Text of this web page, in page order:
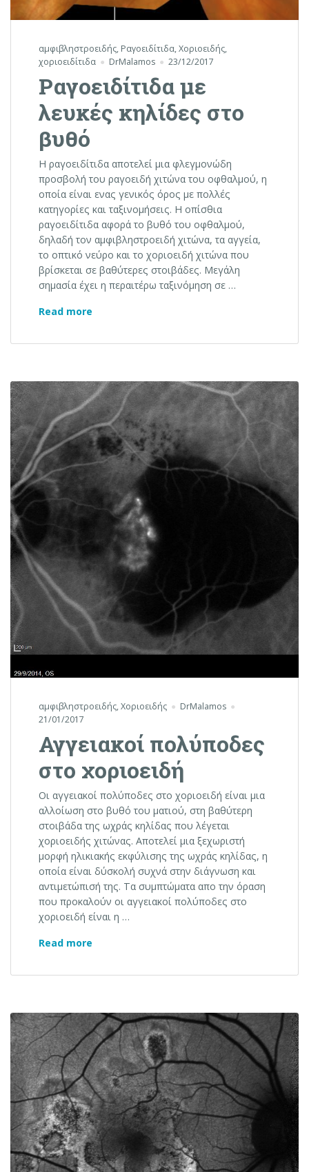
αμφιβληστροειδής, Ραγοειδίτιδα,Χοριοειδής,
χοριοειδίτιδα
DrMalamos 23/12/2017
Ραγοειδίτιδα με
λευκές κηλίδες στο
βυθό
Η ραγοειδίτιδα αποτελεί μια φλεγμονώδη
προσβολή του ραγοειδή χιτώνα του οφθαλμού, η
οποία είναι ενας γενικός όρος με πολλές
κατηγορίες και ταξινομήσεις. Η οπίσθια
ραγοειδίτιδα αφορά το βυθό του οφθαλμού,
δηλαδή τον αμφιβληστροειδή χιτώνα, τα αγγεία,
το οπτικό νεύρο και το χοριοειδή χιτώνα που
βρίσκεται σε βαθύτερες στοιβάδες. Μεγάλη
σημασία έχει η περαιτέρω ταξινόμηση σε …
Read more
αμφιβληστροειδής,Χοριοειδής
DrMalamos
21/01/2017
Αγγειακοί πολύποδες
στο χοριοειδή
Οι αγγειακοί πολύποδες στο χοριοειδή είναι μια
αλλοίωση στο βυθό του ματιού, στη βαθύτερη
στοιβάδα της ωχράς κηλίδας που λέγεται
χοριοειδής χιτώνας. Αποτελεί μια ξεχωριστή
μορφή ηλικιακής εκφύλισης της ωχράς κηλίδας, η
οποία είναι δύσκολή συχνά στην διάγνωση και
αντιμετώπισή της. Τα συμπτώματα απο την όραση
που προκαλούν οι αγγειακοί πολύποδες στο
χοριοειδή είναι η …
Read more